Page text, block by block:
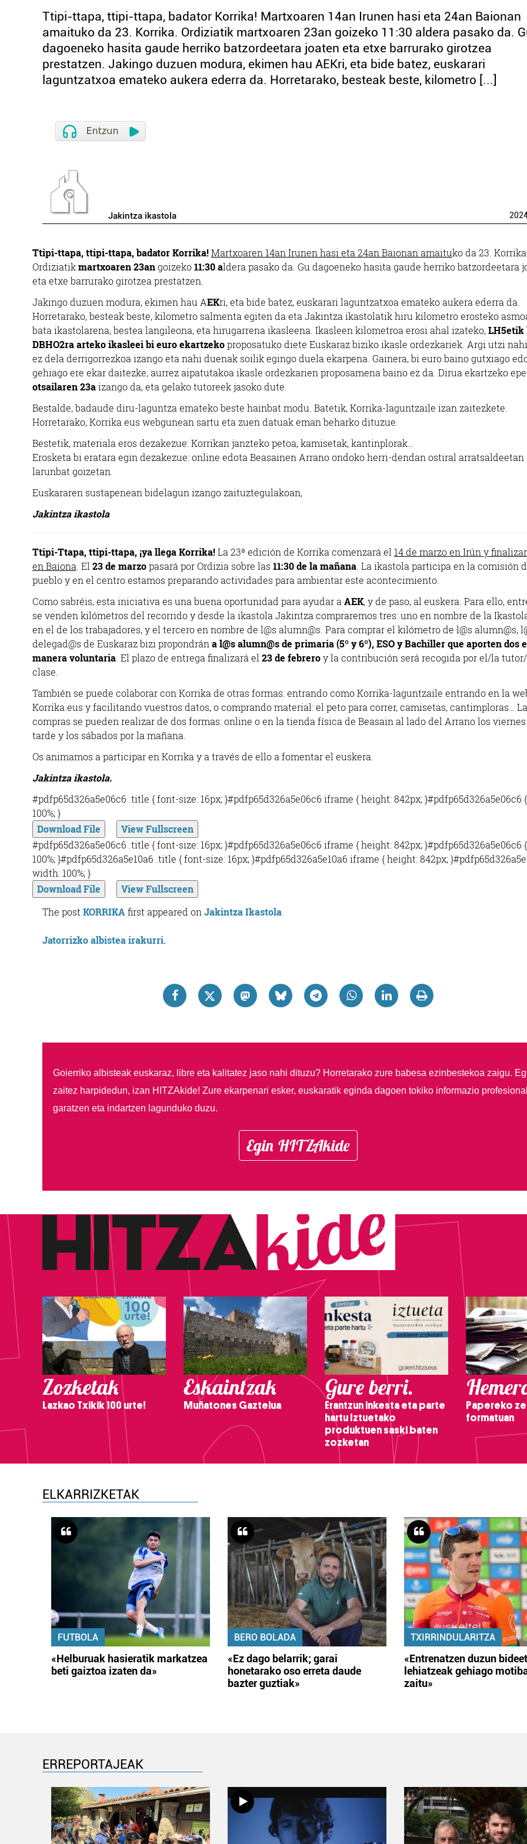
Ttipi-ttapa, ttipi-ttapa, badator Korrika! Martxoaren 14an Irunen hasi eta 24an Baionan
amaituko da 23. Korrika. Ordiziatik martxoaren 23an goizeko 11:30 aldera pasako da.
dagoeneko hasita gaude herriko batzordeetara joaten eta etxe barrurako girotzea
prestatzen. Jakingo duzuen modura, ekimen hau AEKri, eta bide batez, euskarari
laguntzatxoa emateko aukera ederra da. Horretarako, besteak beste, kilometro [...]
Jakintza ikastola
Ttipi-ttapa, ttipi-ttapa, badator Korrika! Martxoaren 14an Irunen hasi eta 24an Baionan amaituko da 23. Korrika.
Ordiziatikmartxoaren 23angoizeko11:30 aldera pasako da. Gu dagoeneko hasita gaude herriko batzordeetara
eta etxe barrurako girotzea prestatzen.
Jakingo duzuen modura, ekimen hau AEKri, eta bide batez, euskarari laguntzatxoa emateko aukera ederra da.
Horretarako, besteak beste, kilometro salmenta egiten da eta Jakintza ikastolatik hiru kilometro erosteko
bata ikastolarena, bestea langileona, eta hirugarrena ikasleena. Ikasleen kilometroa erosi ahal izateko,LH5etik
DBHO2ra arteko ikasleei bi euro ekartzekoproposatuko diete Euskaraz biziko ikasle ordezkariek. Argi utzi
ez dela derrigorrezkoa izango eta nahi duenak soilik egingo duela ekarpena. Gainera, bi euro baino gutxiago
gehiago ere ekar daitezke; aurrez aipatutakoa ikasle ordezkarien proposamena baino ez da. Dirua ekartzeko
otsailaren 23aizango da, eta gelako tutoreek jasoko dute.
Bestalde, badaude diru-laguntza emateko beste hainbat modu. Batetik, Korrika-laguntzaile izan zaitezkete.
Horretarako, Korrika.eus webgunean sartu eta zuen datuak eman beharko dituzue.
Bestetik, materiala eros dezakezue: Korrikan janzteko petoa, kamisetak, kantinplorak…
Erosketa bi eratara egin dezakezue: online edota Beasainen Arrano ondoko herri-dendan ostiral arratsaldeetan
larunbat goizetan.
Euskararen sustapenean bidelagun izango zaituztegulakoan,
Jakintza ikastola
Ttipi-Ttapa, ttipi-ttapa, ¡ya llega Korrika!La 23ª edición de Korrika comenzará el 14 de marzo en Irún y
en Baiona . El 23 de marzopasará por Ordizia sobre las 11:30 de la mañana. La ikastola participa en la comisión
pueblo y en el centro estamos preparando actividades para ambientar este acontecimiento.
Como sabréis, esta iniciativa es una buena oportunidad para ayudar a AEK, y de paso, al euskera. Para ello,
se venden kilómetros del recorrido y desde la ikastola Jakintza compraremos tres: uno en nombre de la
en el de los trabajadores, y el tercero en nombre de l@s alumn@s. Para comprar el kilómetro de l@s alumn@s,
delegad@s de Euskaraz bizi propondrán a l@s alumn@s de primaria (5º y 6º), ESO y Bachiller que aporten dos
manera voluntaria. El plazo de entrega finalizará el 23 de febreroy la contribución será recogida por el/la
clase.
También se puede colaborar con Korrika de otras formas: entrando como Korrika-laguntzaile entrando en la
Korrika.eus y facilitando vuestros datos, o comprando material: el peto para correr, camisetas, cantimploras…
compras se pueden realizar de dos formas: online o en la tienda física de Beasain al lado del Arrano los
tarde y los sábados por la mañana.
Os animamos a participar en Korrika y a través de ello a fomentar el euskera.
Jakintza ikastola.
#pdfp65d326a5e06c6 .title { font-size: 16px; }#pdfp65d326a5e06c6 iframe { height: 842px; }#pdfp65d326a5e06c6
100%; }
Download File
View Fullscreen
#pdfp65d326a5e06c6 .title { font-size: 16px; }#pdfp65d326a5e06c6 iframe { height: 842px; }#pdfp65d326a5e06c6
100%; }#pdfp65d326a5e10a6 .title { font-size: 16px; }#pdfp65d326a5e10a6 iframe { height: 842px;
width: 100%; }
Download File
View Fullscreen
The post KORRIKA first appeared on Jakintza Ikastola
Jatorrizko albistea irakurri.
Goierriko albisteak euskaraz, libre eta kalitatez jaso nahi dituzu? Horretarako zure babesa ezinbestekoa zaigu.
zaitez harpidedun, izan HITZAkide! Zure ekarpenari esker, euskaratik eginda dagoen tokiko informazio
garatzen eta indartzen lagunduko duzu.
Egin HITZAkide
Zozketak
Lazkao Txikik 100 urte!
Eskaintzak
Muñatones Gaztelua
Gure berri.
Erantzun inkesta eta parte
hartu Iztuetako
produktuen saski baten
zozketan
Papereko
formatuan
ELKARRIZKETAK
FUTBOLA
«Helburuak hasieratik markatzea
beti gaiztoa izaten da»
BERO BOLADA
«Ez dago belarrik; garai
honetarako oso erreta daude
bazter guztiak»
TXIRRINDULARITZA
«Entrenatzen duzun
lehiatzeak gehiago
zaitu»
ERREPORTAJEAK